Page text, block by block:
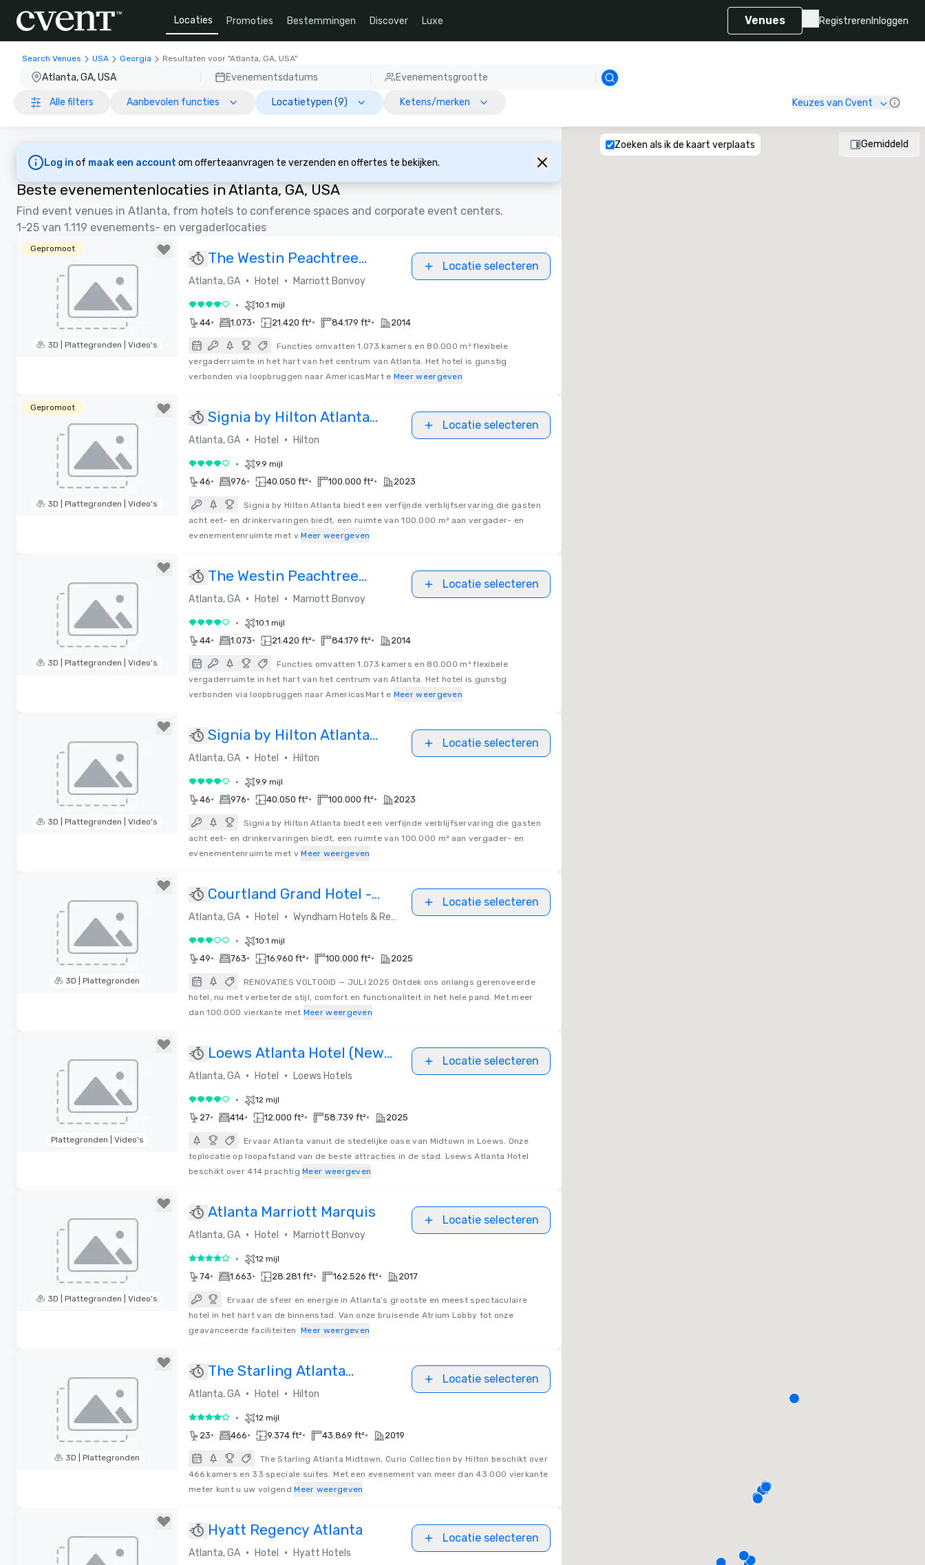
Locaties Promoties Bestemmingen Discover Luxe Venues Registreren Inloggen
Search Venues USA Georgia Resultaten voor "Atlanta, GA, USA"
Atlanta, GA, USA Evenementsdatums Evenementsgrootte
Alle filters Aanbevolen functies Locatietypen (9) Ketens/merken Keuzes van Cvent
Log in of maak een account om offerteaanvragen te verzenden en offertes te bekijken.
Beste evenementenlocaties in Atlanta, GA, USA
Find event venues in Atlanta, from hotels to conference spaces and corporate event centers.
1-25 van 1.119 evenements- en vergaderlocaties
Gepromoot
3D | Plattegronden | Video's
The Westin Peachtree
Plaza, Atlanta
Atlanta, GA • Hotel • Marriott Bonvoy
Locatie selecteren
4 van 5 • 10.1 mijl
44• 1.073• 21.420 ft²• 84.179 ft²• 2014
Functies omvatten 1.073 kamers en 80.000 m² flexibele
vergaderruimte in het hart van het centrum van Atlanta. Het hotel is gunstig
verbonden via loopbruggen naar AmericasMart e Meer weergeven
Gepromoot
3D | Plattegronden | Video's
Signia by Hilton Atlanta
Georgia World Congress
Center
Atlanta, GA • Hotel • Hilton
Locatie selecteren
4 van 5 • 9.9 mijl
46• 976• 40.050 ft²• 100.000 ft²• 2023
Signia by Hilton Atlanta biedt een verfijnde verblijfservaring die gasten
acht eet- en drinkervaringen biedt, een ruimte van 100.000 m² aan vergader- en
evenementenruimte met v Meer weergeven
3D | Plattegronden | Video's
The Westin Peachtree
Plaza, Atlanta
Atlanta, GA • Hotel • Marriott Bonvoy
Locatie selecteren
4 van 5 • 10.1 mijl
44• 1.073• 21.420 ft²• 84.179 ft²• 2014
Functies omvatten 1.073 kamers en 80.000 m² flexibele
vergaderruimte in het hart van het centrum van Atlanta. Het hotel is gunstig
verbonden via loopbruggen naar AmericasMart e Meer weergeven
3D | Plattegronden | Video's
Signia by Hilton Atlanta
Georgia World Congress
Center
Atlanta, GA • Hotel • Hilton
Locatie selecteren
4 van 5 • 9.9 mijl
46• 976• 40.050 ft²• 100.000 ft²• 2023
Signia by Hilton Atlanta biedt een verfijnde verblijfservaring die gasten
acht eet- en drinkervaringen biedt, een ruimte van 100.000 m² aan vergader- en
evenementenruimte met v Meer weergeven
3D | Plattegronden
Courtland Grand Hotel -
Renovated July 2025!
Atlanta, GA • Hotel • Wyndham Hotels & Resorts
Locatie selecteren
3 van 5 • 10.1 mijl
49• 763• 16.960 ft²• 100.000 ft²• 2025
RENOVATIES VOLTOOID — JULI 2025 Ontdek ons onlangs gerenoveerde
hotel, nu met verbeterde stijl, comfort en functionaliteit in het hele pand. Met meer
dan 100.000 vierkante met Meer weergeven
Plattegronden | Video's
Loews Atlanta Hotel (New
Lobby, Bar & Restaurant)
Atlanta, GA • Hotel • Loews Hotels
Locatie selecteren
4 van 5 • 12 mijl
27• 414• 12.000 ft²• 58.739 ft²• 2025
Ervaar Atlanta vanuit de stedelijke oase van Midtown in Loews. Onze
toplocatie op loopafstand van de beste attracties in de stad. Loews Atlanta Hotel
beschikt over 414 prachtig Meer weergeven
3D | Plattegronden | Video's
Atlanta Marriott Marquis
Atlanta, GA • Hotel • Marriott Bonvoy
Locatie selecteren
4 van 5 • 12 mijl
74• 1.663• 28.281 ft²• 162.526 ft²• 2017
Ervaar de sfeer en energie in Atlanta's grootste en meest spectaculaire
hotel in het hart van de binnenstad. Van onze bruisende Atrium Lobby tot onze
geavanceerde faciliteiten Meer weergeven
3D | Plattegronden
The Starling Atlanta
Midtown, Curio Collection
by Hilton
Atlanta, GA • Hotel • Hilton
Locatie selecteren
4 van 5 • 12 mijl
23• 466• 9.374 ft²• 43.869 ft²• 2019
The Starling Atlanta Midtown, Curio Collection by Hilton beschikt over
466 kamers en 33 speciale suites. Met een evenement van meer dan 43.000 vierkante
meter kunt u uw volgend Meer weergeven
Hyatt Regency Atlanta
Atlanta, GA • Hotel • Hyatt Hotels
Locatie selecteren
Gemiddeld
Zoeken als ik de kaart verplaats